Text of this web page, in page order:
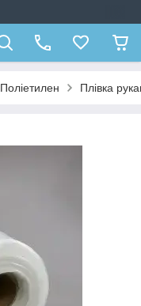
Поліетилен Плівка